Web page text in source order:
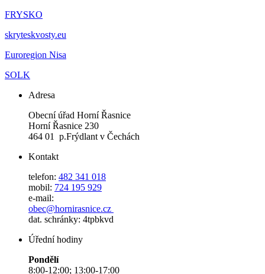
FRYSKO
skryteskvosty.eu
Euroregion Nisa
SOLK
Adresa
Obecní úřad Horní Řasnice
Horní Řasnice 230
464 01 p.Frýdlant v Čechách
Kontakt
telefon: 482 341 018
mobil: 724 195 929
e-mail:
obec@hornirasnice.cz
dat. schránky: 4tpbkvd
Úřední hodiny
Pondělí
8:00-12:00; 13:00-17:00